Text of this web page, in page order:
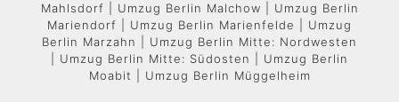
Mahlsdorf | Umzug Berlin Malchow | Umzug Berlin
Mariendorf | Umzug Berlin Marienfelde | Umzug
Berlin Marzahn | Umzug Berlin Mitte: Nordwesten
| Umzug Berlin Mitte: Südosten | Umzug Berlin
Moabit | Umzug Berlin Müggelheim